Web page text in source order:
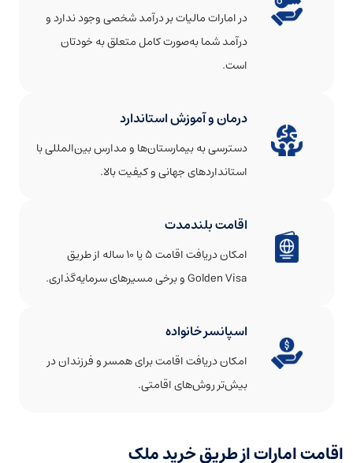
در امارات مالیات بر درآمد شخصی وجود ندارد و
درآمد شما به‌صورت کامل متعلق به خودتان
است.
درمان و آموزش استاندارد
دسترسی به بیمارستان‌ها و مدارس بین‌المللی با
استانداردهای جهانی و کیفیت بالا.
اقامت بلندمدت
امکان دریافت اقامت ۵ یا ۱۰ ساله از طریق
Golden Visa و برخی مسیرهای سرمایه‌گذاری.
اسپانسر خانواده
امکان دریافت اقامت برای همسر و فرزندان در
بیش‌تر روش‌های اقامتی.
اقامت امارات از طریق خرید ملک